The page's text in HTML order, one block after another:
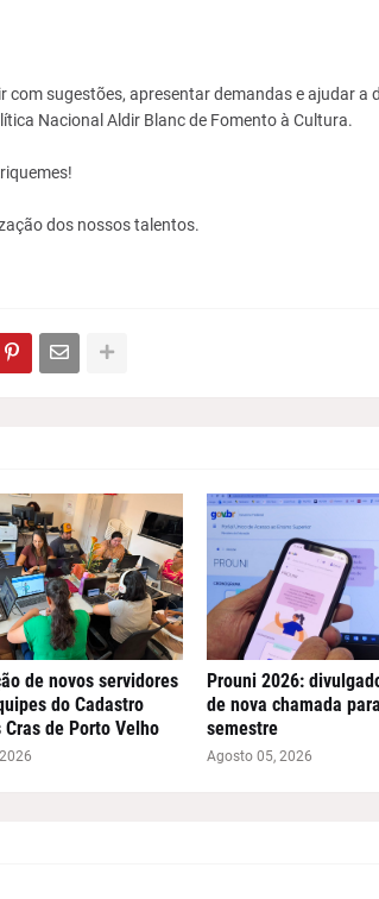
sugestões, apresentar demandas e ajudar a
Nacional Aldir Blanc de Fomento à Cultura.
dos nossos talentos.
de novos servidores
do Cadastro
Cras de Porto Velho
Prouni 2026:
de nova chamada
semestre
Agosto 05, 2026